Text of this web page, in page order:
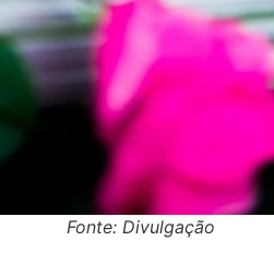
Fonte: Divulgação